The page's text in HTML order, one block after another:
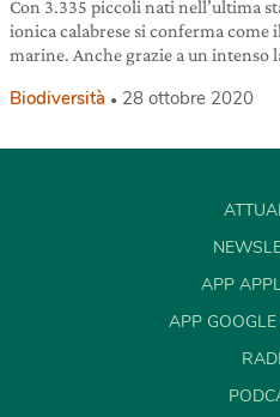
Con 3.335 piccoli nati nell’ultima
ionica calabrese si conferma
marine. Anche grazie a un intenso
Biodiversità 28 ottobre 2020
APP
APP